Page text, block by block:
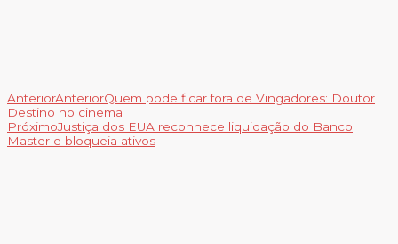
AnteriorAnteriorQuem pode ficar fora de Vingadores: Doutor
Destino no cinema
PróximoJustiça dos EUA reconhece liquidação do Banco
Master e bloqueia ativos